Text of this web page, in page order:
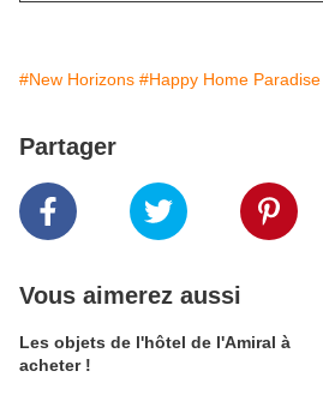
#New Horizons #Happy Home Paradise
Partager
Vous aimerez aussi
Les objets de l'hôtel de l'Amiral à
acheter !